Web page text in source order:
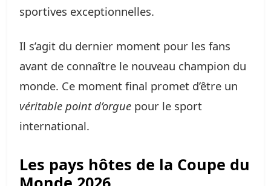
sportives exceptionnelles.
Il s’agit du dernier moment pour les fans
avant de connaître le nouveau champion du
monde. Ce moment final promet d’être un
véritable point d’orgue pour le sport
international.
Les pays hôtes de la Coupe du